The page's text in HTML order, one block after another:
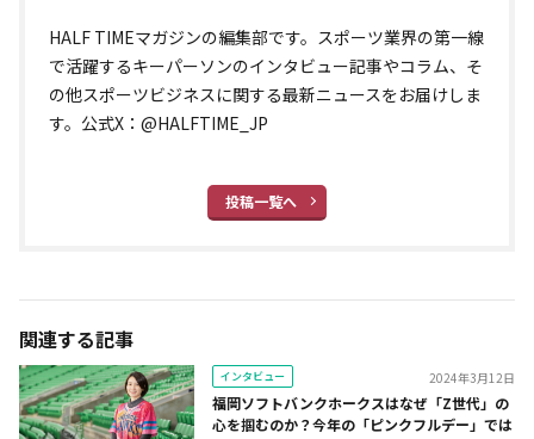
HALF TIMEマガジンの編集部です。スポーツ業界の第一線
で活躍するキーパーソンのインタビュー記事やコラム、そ
の他スポーツビジネスに関する最新ニュースをお届けしま
す。公式X：@HALFTIME_JP
投稿一覧へ
関連する記事
インタビュー 2024年3月12日
福岡ソフトバンクホークスはなぜ「Z世代」の
心を掴むのか？今年の「ピンクフルデー」では